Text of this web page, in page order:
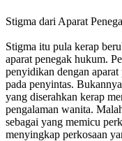
Stigma dari Aparat
Stigma itu pula kerap
aparat penegak hukum.
penyidikan dengan
pada penyintas.
yang diserahkan kerap
pengalaman wanita.
sebagai yang memicu
menyingkap perkosaan